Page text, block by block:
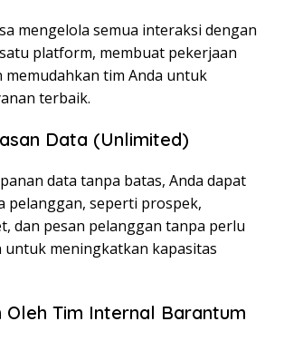
mengelola semua interaksi dengan
platform, membuat pekerjaan
memudahkan tim Anda untuk
terbaik.
Data (Unlimited)
data tanpa batas, Anda dapat
pelanggan, seperti prospek,
dan pesan pelanggan tanpa perlu
untuk meningkatkan kapasitas
Oleh Tim Internal Barantum